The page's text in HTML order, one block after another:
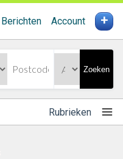
Berichten Account +
Zoeken
Rubrieken